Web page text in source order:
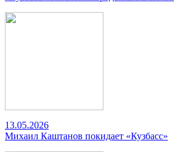
13.05.2026
Михаил Каштанов покидает «Кузбасс»